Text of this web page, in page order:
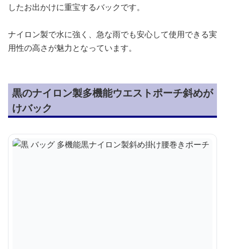
したお出かけに重宝するバックです。
ナイロン製で水に強く、急な雨でも安心して使用できる実
用性の高さが魅力となっています。
黒のナイロン製多機能ウエストポーチ斜めが
けバック